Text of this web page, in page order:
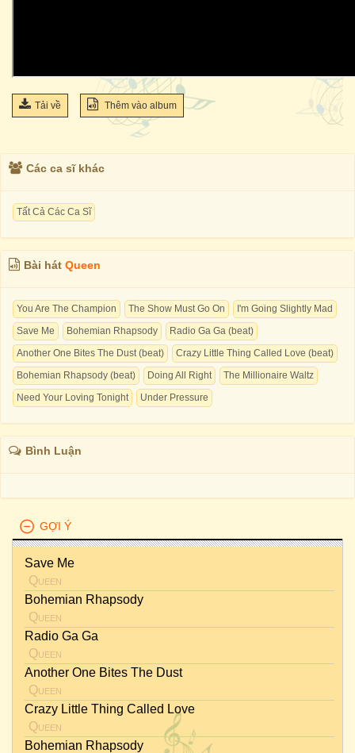
Tải về Thêm vào album
Các ca sĩ khác
Tất Cả Các Ca Sĩ
Bài hát Queen
You Are The Champion The Show Must Go On
I'm Going Slightly Mad
Save Me
Bohemian Rhapsody
Radio Ga Ga (beat)
Another One Bites The Dust (beat)
Crazy Little Thing Called Love (beat)
Bohemian Rhapsody (beat)
Doing All Right
The Millionaire Waltz
Need Your Loving Tonight
Under Pressure
Bình Luận
GỢI Ý
Save Me
Queen
Bohemian Rhapsody
Queen
Radio Ga Ga
Queen
Another One Bites The Dust
Queen
Crazy Little Thing Called Love
Queen
Bohemian Rhapsody